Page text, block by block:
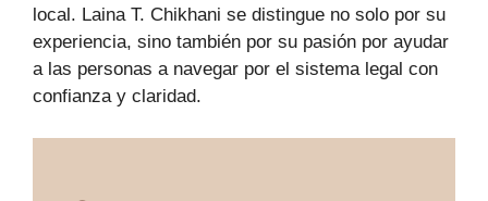
local. Laina T. Chikhani se distingue no solo por su
experiencia, sino también por su pasión por ayudar
a las personas a navegar por el sistema legal con
confianza y claridad.